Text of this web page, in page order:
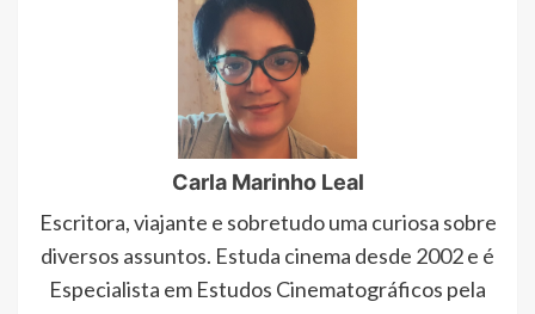
Carla Marinho Leal
Escritora, viajante e sobretudo uma curiosa sobre
diversos assuntos. Estuda cinema desde 2002 e é
Especialista em Estudos Cinematográficos pela